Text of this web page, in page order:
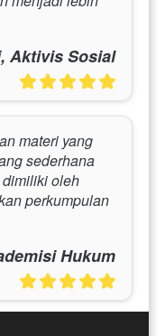
Aktivis Sosial
materi yang
sederhana
oleh
perkumpulan
Hukum